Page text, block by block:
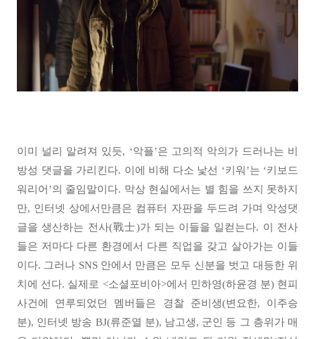
이미 널리 알려져 있듯, ‘악플’은 고의적 악의가 드러나는 비
방성 댓글을 가리킨다. 이에 비해 다소 낯선 ‘키워’는 ‘키보드
워리어’의 줄임말이다. 막상 현실에서는 별 힘을 쓰지 못하지
만, 인터넷 상에서만큼은 컴퓨터 자판을 두드려 가며 악성댓
글을 생산하는 전사(戰士)가 되는 이들을 일컫는다. 이 전사
들은 저마다 다른 환경에서 다른 직업을 갖고 살아가는 이들
이다. 그러나 SNS 안에서 만큼은 모두 신분을 벗고 대등한 위
치에 선다. 실제로 <소셜포비아>에서 민하영(하윤경 분) 현피
사건에 연루되었던 멤버들은 경찰 준비생(변요한, 이주승
분), 인터넷 방송 BJ(류준열 분), 남고생, 군인 등 그 층위가 매